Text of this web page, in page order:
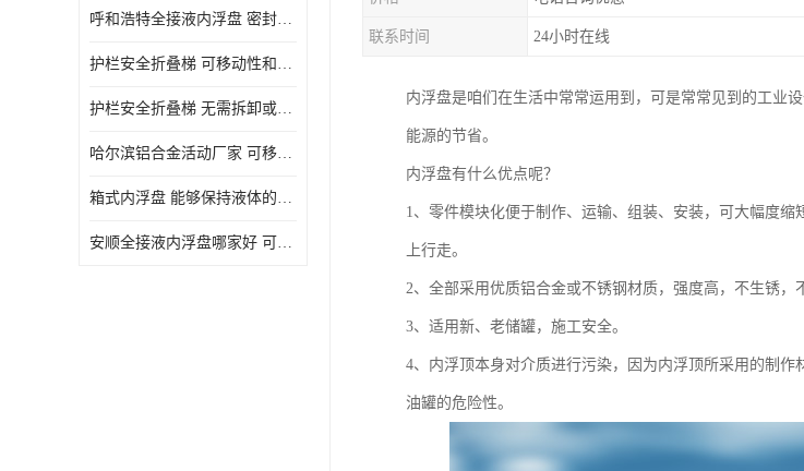
呼和浩特全接液内浮盘 密封性能好 有效保护液体质量
护栏安全折叠梯 可移动性和安全性较高 占用空间小
护栏安全折叠梯 无需拆卸或重新安装 占用空间小
哈尔滨铝合金活动厂家 可移动性和安全性较高 占用空间小
箱式内浮盘 能够保持液体的密闭状态 适用于多种液体储存和运输
安顺全接液内浮盘哪家好 可以自动上下浮动 密封性能好
联系时间 24小时在线
内浮盘是咱们在生活中常常运用到，可是常常见到的工业
能源的节省。
内浮盘有什么优点呢？
1、零件模块化便于制作、运输、组装、安装，可大幅度
上行走。
2、全部采用优质铝合金或不锈钢材质，强度高，不生锈，
3、适用新、老储罐，施工安全。
4、内浮顶本身对介质进行污染，因为内浮顶所采用的制
油罐的危险性。